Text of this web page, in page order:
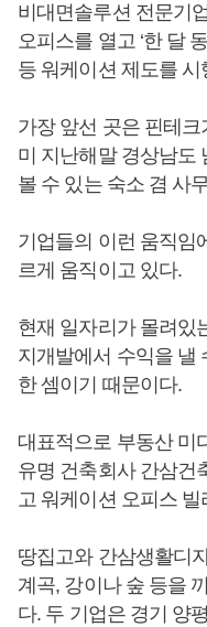
비대면솔루션 전문기
오피스를 열고 ‘한 달
등 워케이션 제도를
가장 앞선 곳은 핀테크
미 지난해말 경상남도
볼 수 있는 숙소 겸 사
기업들의 이런 움직임
르게 움직이고 있다.
현재 일자리가 몰려있
지개발에서 수익을 낼
한 셈이기 때문이다.
대표적으로 부동산 미
유명 건축회사 간삼건
고 워케이션 오피스
땅집고와 간삼생활디
계곡, 강이나 숲 등을
다. 두 기업은 경기 양